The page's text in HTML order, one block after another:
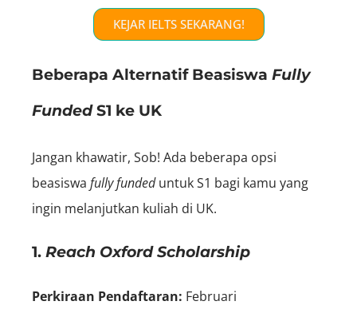
KEJAR IELTS SEKARANG!
Beberapa Alternatif Beasiswa Fully
FundedS1 ke UK
Jangan khawatir, Sob! Ada beberapa opsi
beasiswa fully fundeduntuk S1 bagi kamu yang
ingin melanjutkan kuliah di UK.
1. Reach Oxford Scholarship
Perkiraan Pendaftaran: Februari